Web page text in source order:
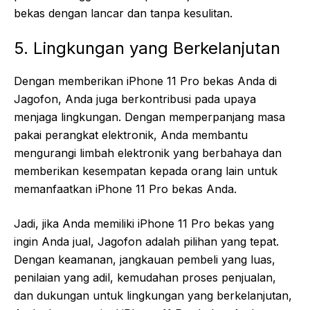
bekas dengan lancar dan tanpa kesulitan.
5. Lingkungan yang Berkelanjutan
Dengan memberikan iPhone 11 Pro bekas Anda di
Jagofon, Anda juga berkontribusi pada upaya
menjaga lingkungan. Dengan memperpanjang masa
pakai perangkat elektronik, Anda membantu
mengurangi limbah elektronik yang berbahaya dan
memberikan kesempatan kepada orang lain untuk
memanfaatkan iPhone 11 Pro bekas Anda.
Jadi, jika Anda memiliki iPhone 11 Pro bekas yang
ingin Anda jual, Jagofon adalah pilihan yang tepat.
Dengan keamanan, jangkauan pembeli yang luas,
penilaian yang adil, kemudahan proses penjualan,
dan dukungan untuk lingkungan yang berkelanjutan,